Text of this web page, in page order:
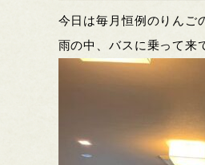
今日は毎月恒例のりんご
雨の中、バスに乗って来